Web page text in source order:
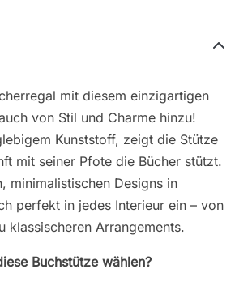
mit diesem einzigartigen
von Stil und Charme hinzu!
Kunststoff, zeigt die Stütze
mit seiner Pfote die Bücher stützt.
minimalistischen Designs in
perfekt in jedes Interieur ein – von
klassischeren Arrangements.
Buchstütze wählen?